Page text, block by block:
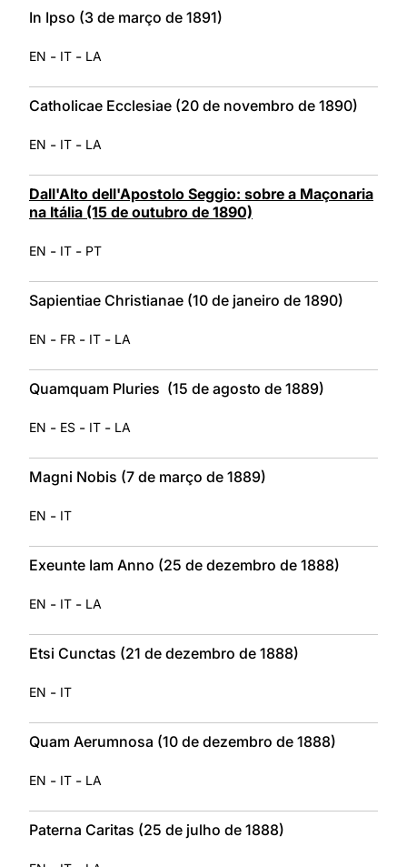
In Ipso (3 de março de 1891)
EN - IT - LA
Catholicae Ecclesiae (20 de novembro de 1890)
EN - IT - LA
Dall'Alto dell'Apostolo Seggio: sobre a Maçonaria
na Itália (15 de outubro de 1890)
EN - IT - PT
Sapientiae Christianae (10 de janeiro de 1890)
EN - FR - IT - LA
Quamquam Pluries (15 de agosto de 1889)
EN - ES - IT - LA
Magni Nobis (7 de março de 1889)
EN - IT
Exeunte Iam Anno (25 de dezembro de 1888)
EN - IT - LA
Etsi Cunctas (21 de dezembro de 1888)
EN - IT
Quam Aerumnosa (10 de dezembro de 1888)
EN - IT - LA
Paterna Caritas (25 de julho de 1888)